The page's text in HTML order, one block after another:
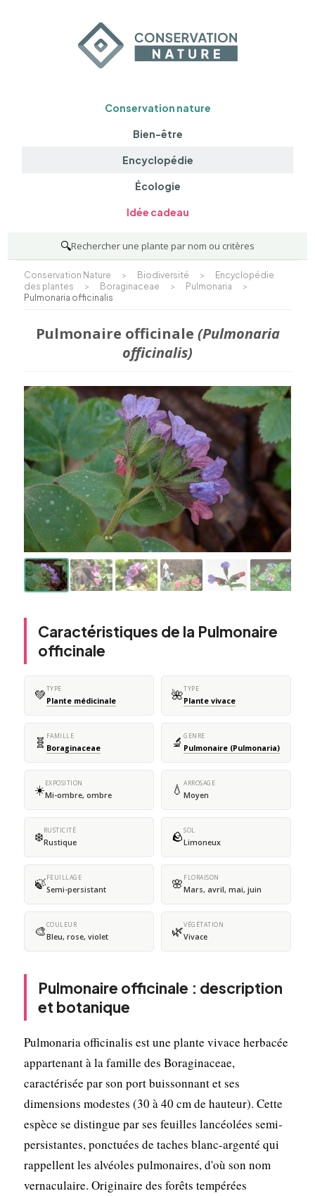
Conservation nature
Bien-être
Encyclopédie
Écologie
Idée cadeau
🔍Rechercher une plante par nom ou critères
Conservation Nature > Biodiversité >
Encyclopédie
des plantes
> Boraginaceae > Pulmonaria
>
Pulmonaria officinalis
Pulmonaire officinale (Pulmonaria
officinalis)
Caractéristiques de la Pulmonaire
officinale
💚TYPE
Plante médicinale 🌺TYPE
Plante vivace
🧬 FAMILLE
Boraginaceae 🔬 GENRE
Pulmonaire (Pulmonaria)
☀️EXPOSITION
Mi-ombre, ombre 💧 ARROSAGE
Moyen
❄️RUSTICITÉ
Rustique 🪨SOL
Limoneux
🍃FEUILLAGE
Semi-persistant 🌸 FLORAISON
Mars, avril, mai, juin
🎨COULEUR
Bleu, rose, violet 🌿VÉGÉTATION
Vivace
Pulmonaire officinale : description
et botanique
Pulmonaria officinalis est une plante vivace herbacée
appartenant à la famille des Boraginaceae,
caractérisée par son port buissonnant et ses
dimensions modestes (30 à 40 cm de hauteur). Cette
espèce se distingue par ses feuilles lancéolées semi-
persistantes, ponctuées de taches blanc-argenté qui
rappellent les alvéoles pulmonaires, d'où son nom
vernaculaire. Originaire des forêts tempérées